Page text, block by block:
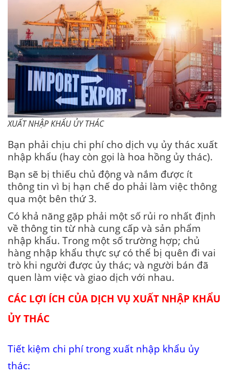
XUẤT NHẬP KHẨU ỦY THÁC
Bạn phải chịu chi phí cho dịch vụ ủy thác xuất
nhập khẩu (hay còn gọi là hoa hồng ủy thác).
Bạn sẽ bị thiếu chủ động và nắm được ít
thông tin vì bị hạn chế do phải làm việc thông
qua một bên thứ 3.
Có khả năng gặp phải một số rủi ro nhất định
về thông tin từ nhà cung cấp và sản phẩm
nhập khẩu. Trong một số trường hợp; chủ
hàng nhập khẩu thực sự có thể bị quên đi vai
trò khi người được ủy thác; và người bán đã
quen làm việc và giao dịch với nhau.
CÁC LỢI ÍCH CỦA DỊCH VỤ XUẤT NHẬP KHẨU
ỦY THÁC
Tiết kiệm chi phí trong xuất nhập khẩu ủy
thác: